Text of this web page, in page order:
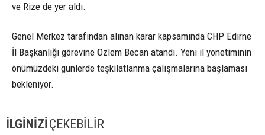
ve Rize de yer aldı.
Genel Merkez tarafından alınan karar kapsamında CHP Edirne
İl Başkanlığı görevine Özlem Becan atandı. Yeni il yönetiminin
önümüzdeki günlerde teşkilatlanma çalışmalarına başlaması
bekleniyor.
İLGİNİZİÇEKEBİLİR